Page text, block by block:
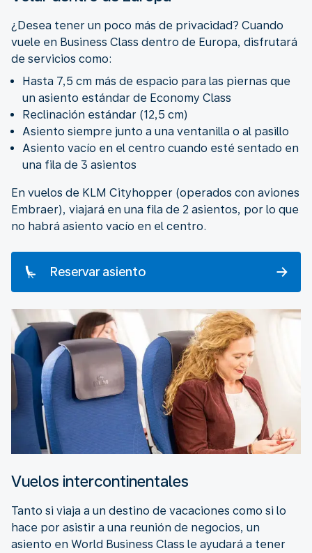
¿Desea tener un poco más de privacidad? Cuando
vuele en Business Class dentro de Europa, disfrutará
de servicios como:
Hasta 7,5 cm más de espacio para las piernas que
un asiento estándar de Economy Class
Reclinación estándar (12,5 cm)
Asiento siempre junto a una ventanilla o al pasillo
Asiento vacío en el centro cuando esté sentado en
una fila de 3 asientos
En vuelos de KLM Cityhopper (operados con aviones
Embraer), viajará en una fila de 2 asientos, por lo que
no habrá asiento vacío en el centro.
Reservar asiento
Vuelos intercontinentales
Tanto si viaja a un destino de vacaciones como si lo
hace por asistir a una reunión de negocios, un
asiento en World Business Class le ayudará a tener